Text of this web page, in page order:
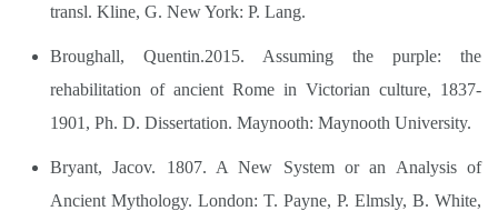
transl. Kline, G. New York: P. Lang.
Broughall, Quentin.2015. Assuming the purple: the
rehabilitation of ancient Rome in Victorian culture, 1837-
1901, Ph. D. Dissertation. Maynooth: Maynooth University.
Bryant, Jacov. 1807. A New System or an Analysis of
Ancient Mythology. London: T. Payne, P. Elmsly, B. White,